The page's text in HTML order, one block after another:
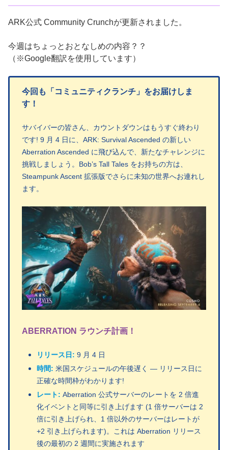
ARK公式 Community Crunchが更新されました。
今週はちょっとおとなしめの内容？？
（※Google翻訳を使用しています）
今回も「コミュニティクランチ」をお届けしま
す！
サバイバーの皆さん、カウントダウンはもうすぐ終わり
です! 9 月 4 日に、ARK: Survival Ascended の新しい
Aberration Ascended に飛び込んで、新たなチャレンジに
挑戦しましょう。Bob’s Tall Tales をお持ちの方は、
Steampunk Ascent 拡張版でさらに未知の世界へお連れし
ます。
ABERRATION ラウンチ計画！
リリース日: 9 月 4 日
時間:米国スケジュールの午後遅く — リリース日に
正確な時間枠がわかります!
レート: Aberration 公式サーバーのレートを 2 倍進
化イベントと同等に引き上げます (1 倍サーバーは 2
倍に引き上げられ、1 倍以外のサーバーはレートが
+2 引き上げられます)。これは Aberration リリース
後の最初の 2 週間に実施されます